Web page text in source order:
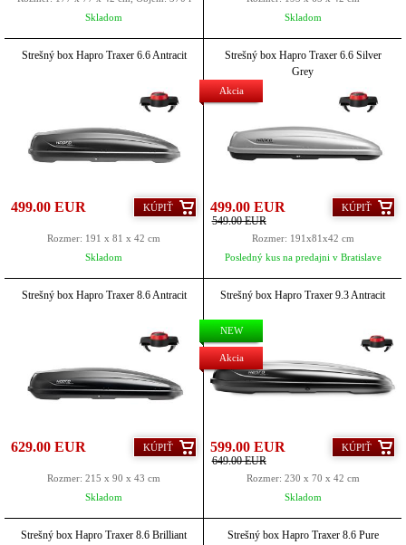
Skladom
Skladom
Strešný box Hapro Traxer 6.6 Antracit
499.00 EUR KÚPIŤ
Rozmer: 191 x 81 x 42 cm
Skladom
Akcia
Strešný box Hapro Traxer 6.6 Silver
Grey
499.00 EUR
549.00 EUR
KÚPIŤ
Rozmer: 191x81x42 cm
Posledný kus na predajni v Bratislave
Strešný box Hapro Traxer 8.6 Antracit
629.00 EUR KÚPIŤ
Rozmer: 215 x 90 x 43 cm
Skladom
NEW
Akcia
Strešný box Hapro Traxer 9.3 Antracit
599.00 EUR
649.00 EUR
KÚPIŤ
Rozmer: 230 x 70 x 42 cm
Skladom
Strešný box Hapro Traxer 8.6 Brilliant
Strešný box Hapro Traxer 8.6 Pure